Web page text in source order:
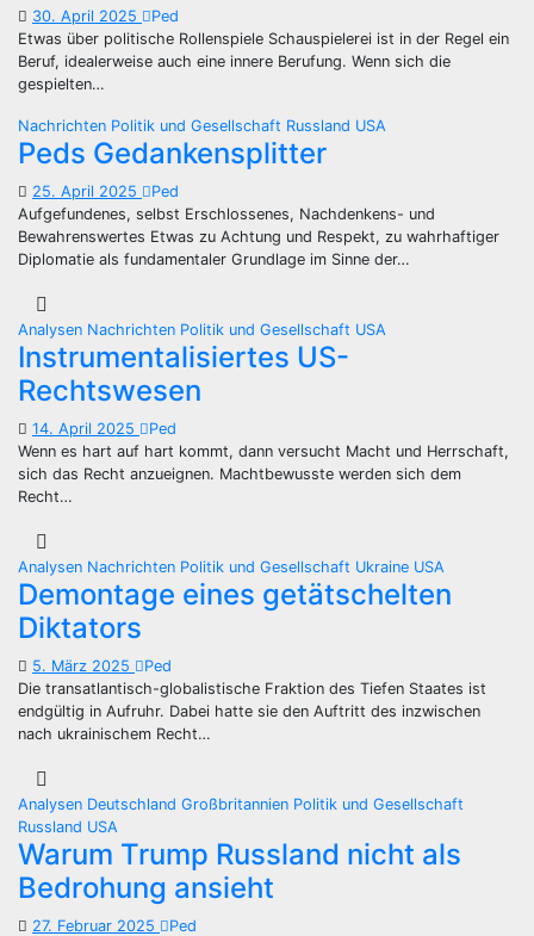
30. April 2025
Ped
Etwas über politische Rollenspiele Schauspielerei ist in der Regel ein
Beruf, idealerweise auch eine innere Berufung. Wenn sich die
gespielten…
Nachrichten Politik und Gesellschaft Russland USA
Peds Gedankensplitter
25. April 2025
Ped
Aufgefundenes, selbst Erschlossenes, Nachdenkens- und
Bewahrenswertes Etwas zu Achtung und Respekt, zu wahrhaftiger
Diplomatie als fundamentaler Grundlage im Sinne der…
Analysen Nachrichten Politik und Gesellschaft USA
Instrumentalisiertes US-
Rechtswesen
14. April 2025
Ped
Wenn es hart auf hart kommt, dann versucht Macht und Herrschaft,
sich das Recht anzueignen. Machtbewusste werden sich dem
Recht…
Analysen Nachrichten Politik und Gesellschaft Ukraine USA
Demontage eines getätschelten
Diktators
5. März 2025
Ped
Die transatlantisch-globalistische Fraktion des Tiefen Staates ist
endgültig in Aufruhr. Dabei hatte sie den Auftritt des inzwischen
nach ukrainischem Recht…
Analysen Deutschland Großbritannien Politik und Gesellschaft
Russland USA
Warum Trump Russland nicht als
Bedrohung ansieht
27. Februar 2025
Ped